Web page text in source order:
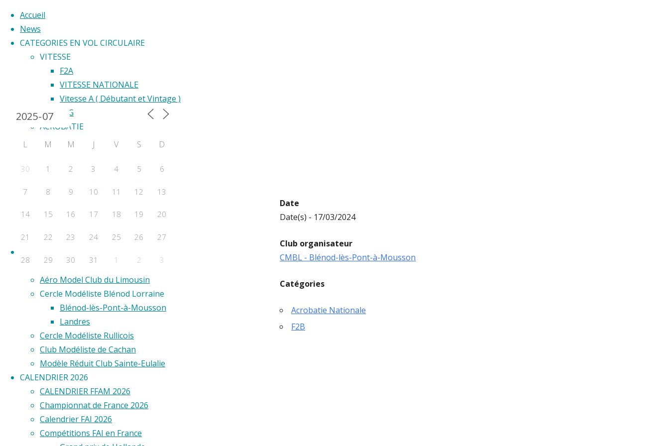
Accueil
News
CATEGORIES EN VOL CIRCULAIRE
VITESSE
F2A
VITESSE NATIONALE
Vitesse A ( Débutant et Vintage )
F2G
ACROBATIE
F2B
COURSE
F2F – Good Year
COMBAT
F2E
Aero Club de Saint-Étienne
Aéro Model Club du Limousin
Cercle Modéliste Blénod Lorraine
Blénod-lès-Pont-à-Mousson
Landres
Cercle Modéliste Rullicois
Club Modéliste de Cachan
Modèle Réduit Club Sainte-Eulalie
CALENDRIER 2026
CALENDRIER FFAM 2026
Championnat de France 2026
Calendrier FAI 2026
Compétitions FAI en France
Date
Date(s) - 17/03/2024
Club organisateur
CMBL - Blénod-lès-Pont-à-Mousson
Catégories
Acrobatie Nationale
F2B
Calendrier 2024
L M M J V S D
30 1 2 3 4 5 6
7 8 9 10 11 12 13
14 15 16 17 18 19 20
21 22 23 24 25 26 27
28 29 30 31 1 2 3
Évènements a venir
Aucun évènement
©2020 Vol circulaire commandé